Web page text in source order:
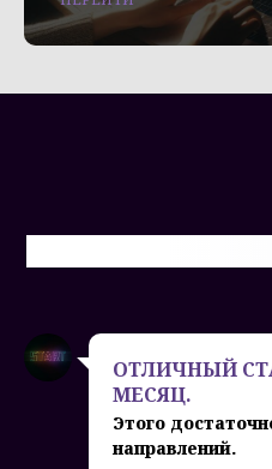
ОТЛИЧНЫЙ
МЕСЯЦ.
Этого
направлений.